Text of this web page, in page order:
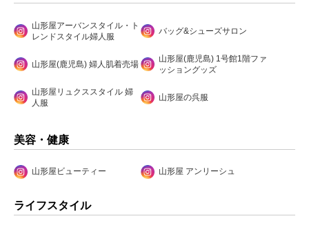
山形屋アーバンスタイル・ト
レンドスタイル婦人服
バッグ&シューズサロン
山形屋(鹿児島) 婦人肌着売場
山形屋(鹿児島) 1号館1階ファ
ッショングッズ
山形屋リュクススタイル 婦
人服
山形屋の呉服
美容・健康
山形屋ビューティー 山形屋 アンリーシュ
ライフスタイル